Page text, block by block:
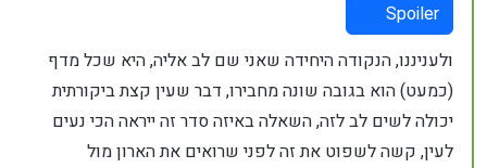
Spoiler
ולעניננו, הנקודה היחידה שאני שם לב אליה, היא שכל מדף
(כמעט) הוא בגובה שונה מחבירו, דבר שעין קצת ביקורתית
יכולה לשים לב לזה, השאלה באיזה סדר זה ייראה הכי נעים
לעין, קשה לשפוט את זה לפני שרואים את הארון מול